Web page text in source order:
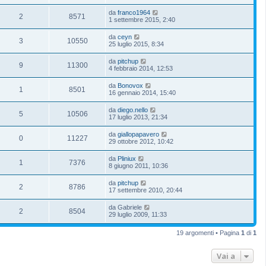
2 8571 da franco1964
1 settembre 2015, 2:40
3 10550 da ceyn
25 luglio 2015, 8:34
9 11300 da pitchup
4 febbraio 2014, 12:53
1 8501 da Bonovox
16 gennaio 2014, 15:40
5 10506 da diego.nello
17 luglio 2013, 21:34
0 11227 da giallopapavero
29 ottobre 2012, 10:42
1 7376 da Pliniux
8 giugno 2011, 10:36
2 8786 da pitchup
17 settembre 2010, 20:44
2 8504 da Gabriele
29 luglio 2009, 11:33
19 argomenti • Pagina 1 di 1
Vai a